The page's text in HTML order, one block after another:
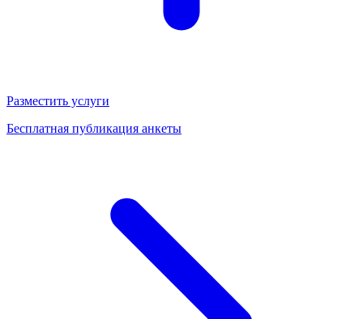
Разместить услуги
Бесплатная публикация анкеты